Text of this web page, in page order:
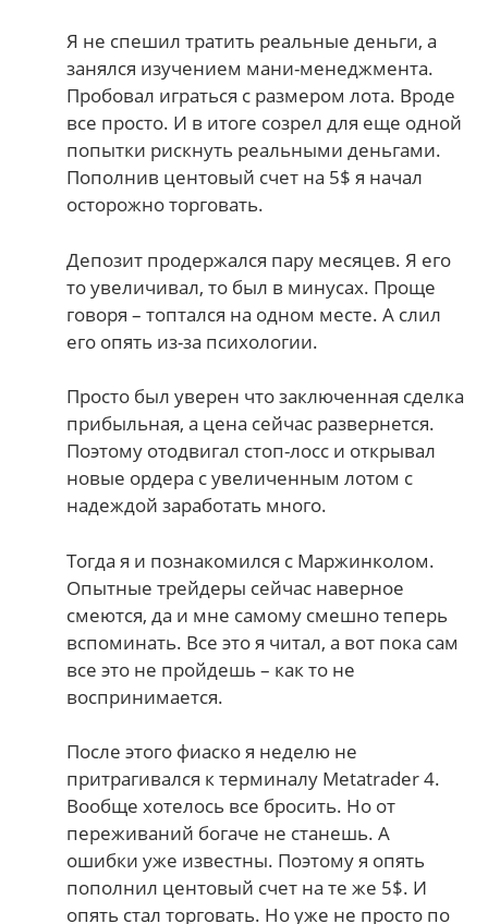
Я не спешил тратить реальные деньги, а
занялся изучением мани-менеджмента.
Пробовал играться с размером лота. Вроде
все просто. И в итоге созрел для еще одной
попытки рискнуть реальными деньгами.
Пополнив центовый счет на 5$ я начал
осторожно торговать.
Депозит продержался пару месяцев. Я его
то увеличивал, то был в минусах. Проще
говоря – топтался на одном месте. А слил
его опять из-за психологии.
Просто был уверен что заключенная сделка
прибыльная, а цена сейчас развернется.
Поэтому отодвигал стоп-лосс и открывал
новые ордера с увеличенным лотом с
надеждой заработать много.
Тогда я и познакомился с Маржинколом.
Опытные трейдеры сейчас наверное
смеются, да и мне самому смешно теперь
вспоминать. Все это я читал, а вот пока сам
все это не пройдешь – как то не
воспринимается.
После этого фиаско я неделю не
притрагивался к терминалу Metatrader 4.
Вообще хотелось все бросить. Но от
переживаний богаче не станешь. А
ошибки уже известны. Поэтому я опять
пополнил центовый счет на те же 5$. И
опять стал торговать. Но уже не просто по